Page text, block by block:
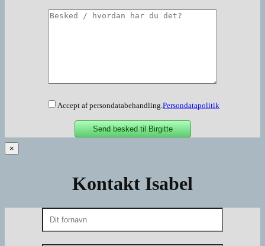
Accept af persondatabehandling. Persondatapolitik
×
Kontakt Isabel